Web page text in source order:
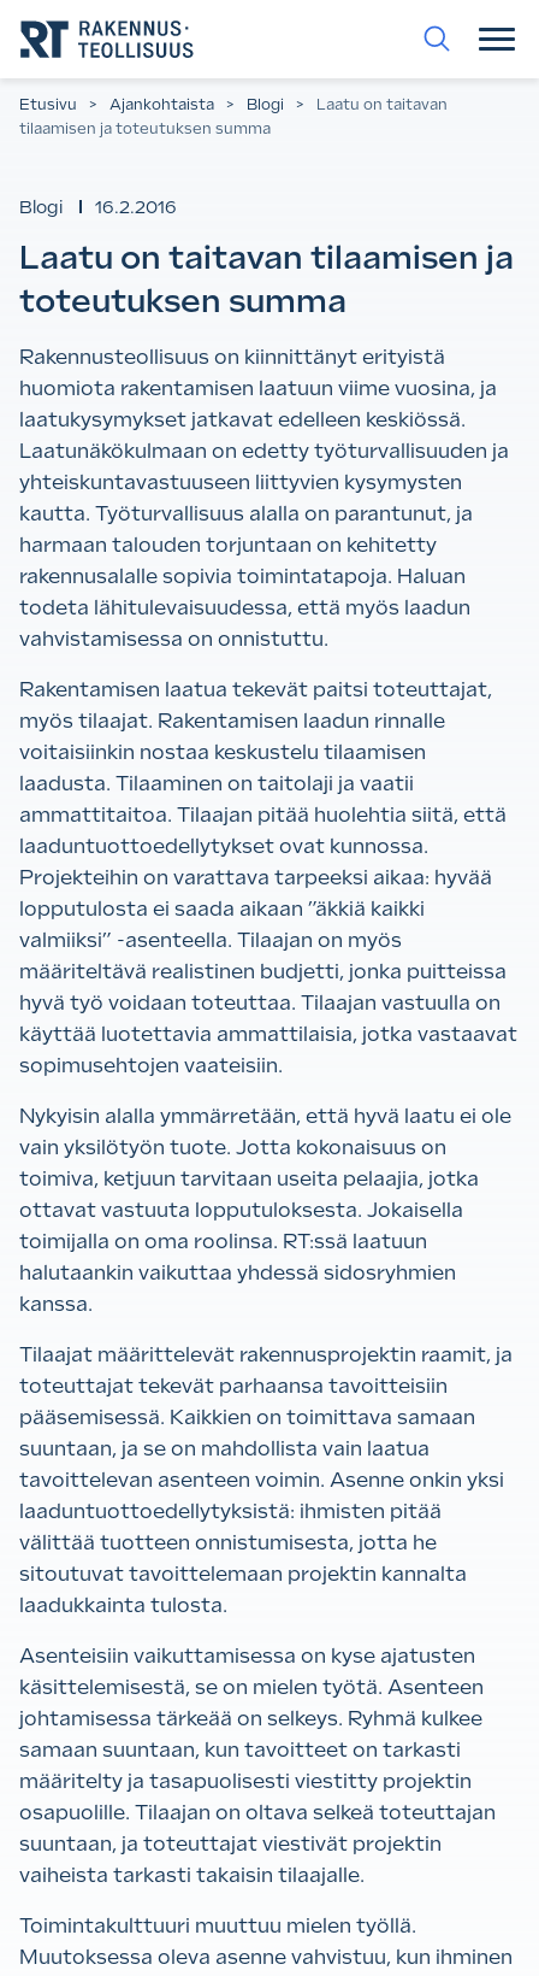
suoraan
sisältöön.
Etusivu > Ajankohtaista > Blogi >
Laatu on taitavan
tilaamisen ja toteutuksen summa
Blogi 16.2.2016
Laatu on taitavan tilaamisen ja
toteutuksen summa
Rakennusteollisuus on kiinnittänyt erityistä
huomiota rakentamisen laatuun viime vuosina, ja
laatukysymykset jatkavat edelleen keskiössä.
Laatunäkökulmaan on edetty työturvallisuuden ja
yhteiskuntavastuuseen liittyvien kysymysten
kautta. Työturvallisuus alalla on parantunut, ja
harmaan talouden torjuntaan on kehitetty
rakennusalalle sopivia toimintatapoja. Haluan
todeta lähitulevaisuudessa, että myös laadun
vahvistamisessa on onnistuttu.
Rakentamisen laatua tekevät paitsi toteuttajat,
myös tilaajat. Rakentamisen laadun rinnalle
voitaisiinkin nostaa keskustelu tilaamisen
laadusta. Tilaaminen on taitolaji ja vaatii
ammattitaitoa. Tilaajan pitää huolehtia siitä, että
laaduntuottoedellytykset ovat kunnossa.
Projekteihin on varattava tarpeeksi aikaa: hyvää
lopputulosta ei saada aikaan ”äkkiä kaikki
valmiiksi” -asenteella. Tilaajan on myös
määriteltävä realistinen budjetti, jonka puitteissa
hyvä työ voidaan toteuttaa. Tilaajan vastuulla on
käyttää luotettavia ammattilaisia, jotka vastaavat
sopimusehtojen vaateisiin.
Nykyisin alalla ymmärretään, että hyvä laatu ei ole
vain yksilötyön tuote. Jotta kokonaisuus on
toimiva, ketjuun tarvitaan useita pelaajia, jotka
ottavat vastuuta lopputuloksesta. Jokaisella
toimijalla on oma roolinsa. RT:ssä laatuun
halutaankin vaikuttaa yhdessä sidosryhmien
kanssa.
Tilaajat määrittelevät rakennusprojektin raamit, ja
toteuttajat tekevät parhaansa tavoitteisiin
pääsemisessä. Kaikkien on toimittava samaan
suuntaan, ja se on mahdollista vain laatua
tavoittelevan asenteen voimin. Asenne onkin yksi
laaduntuottoedellytyksistä: ihmisten pitää
välittää tuotteen onnistumisesta, jotta he
sitoutuvat tavoittelemaan projektin kannalta
laadukkainta tulosta.
Asenteisiin vaikuttamisessa on kyse ajatusten
käsittelemisestä, se on mielen työtä. Asenteen
johtamisessa tärkeää on selkeys. Ryhmä kulkee
samaan suuntaan, kun tavoitteet on tarkasti
määritelty ja tasapuolisesti viestitty projektin
osapuolille. Tilaajan on oltava selkeä toteuttajan
suuntaan, ja toteuttajat viestivät projektin
vaiheista tarkasti takaisin tilaajalle.
Toimintakulttuuri muuttuu mielen työllä.
Muutoksessa oleva asenne vahvistuu, kun ihminen